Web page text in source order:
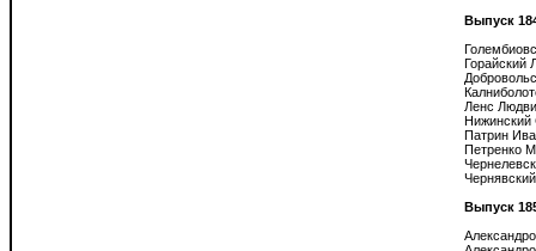
Выпуск
Горайский
Ленс
Нижинский
Патрин
Петренко
Выпуск